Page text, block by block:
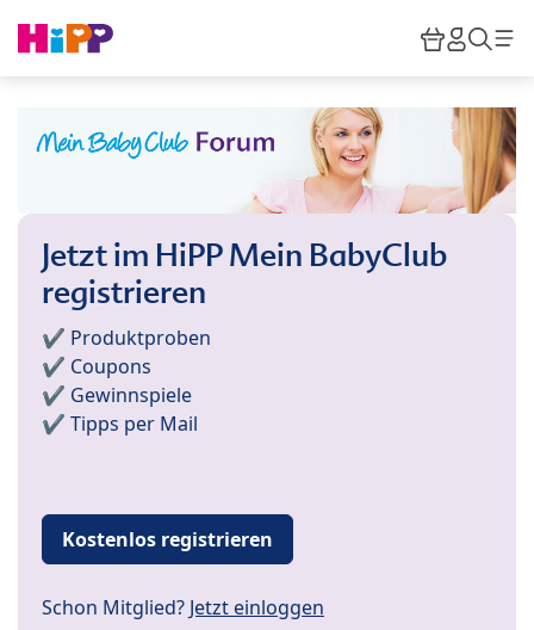
HiPP
Jetzt im HiPP Mein BabyClub
registrieren
✔️ Produktproben
✔️ Coupons
✔️ Gewinnspiele
✔️ Tipps per Mail
Kostenlos registrieren
Schon Mitglied? Jetzt einloggen